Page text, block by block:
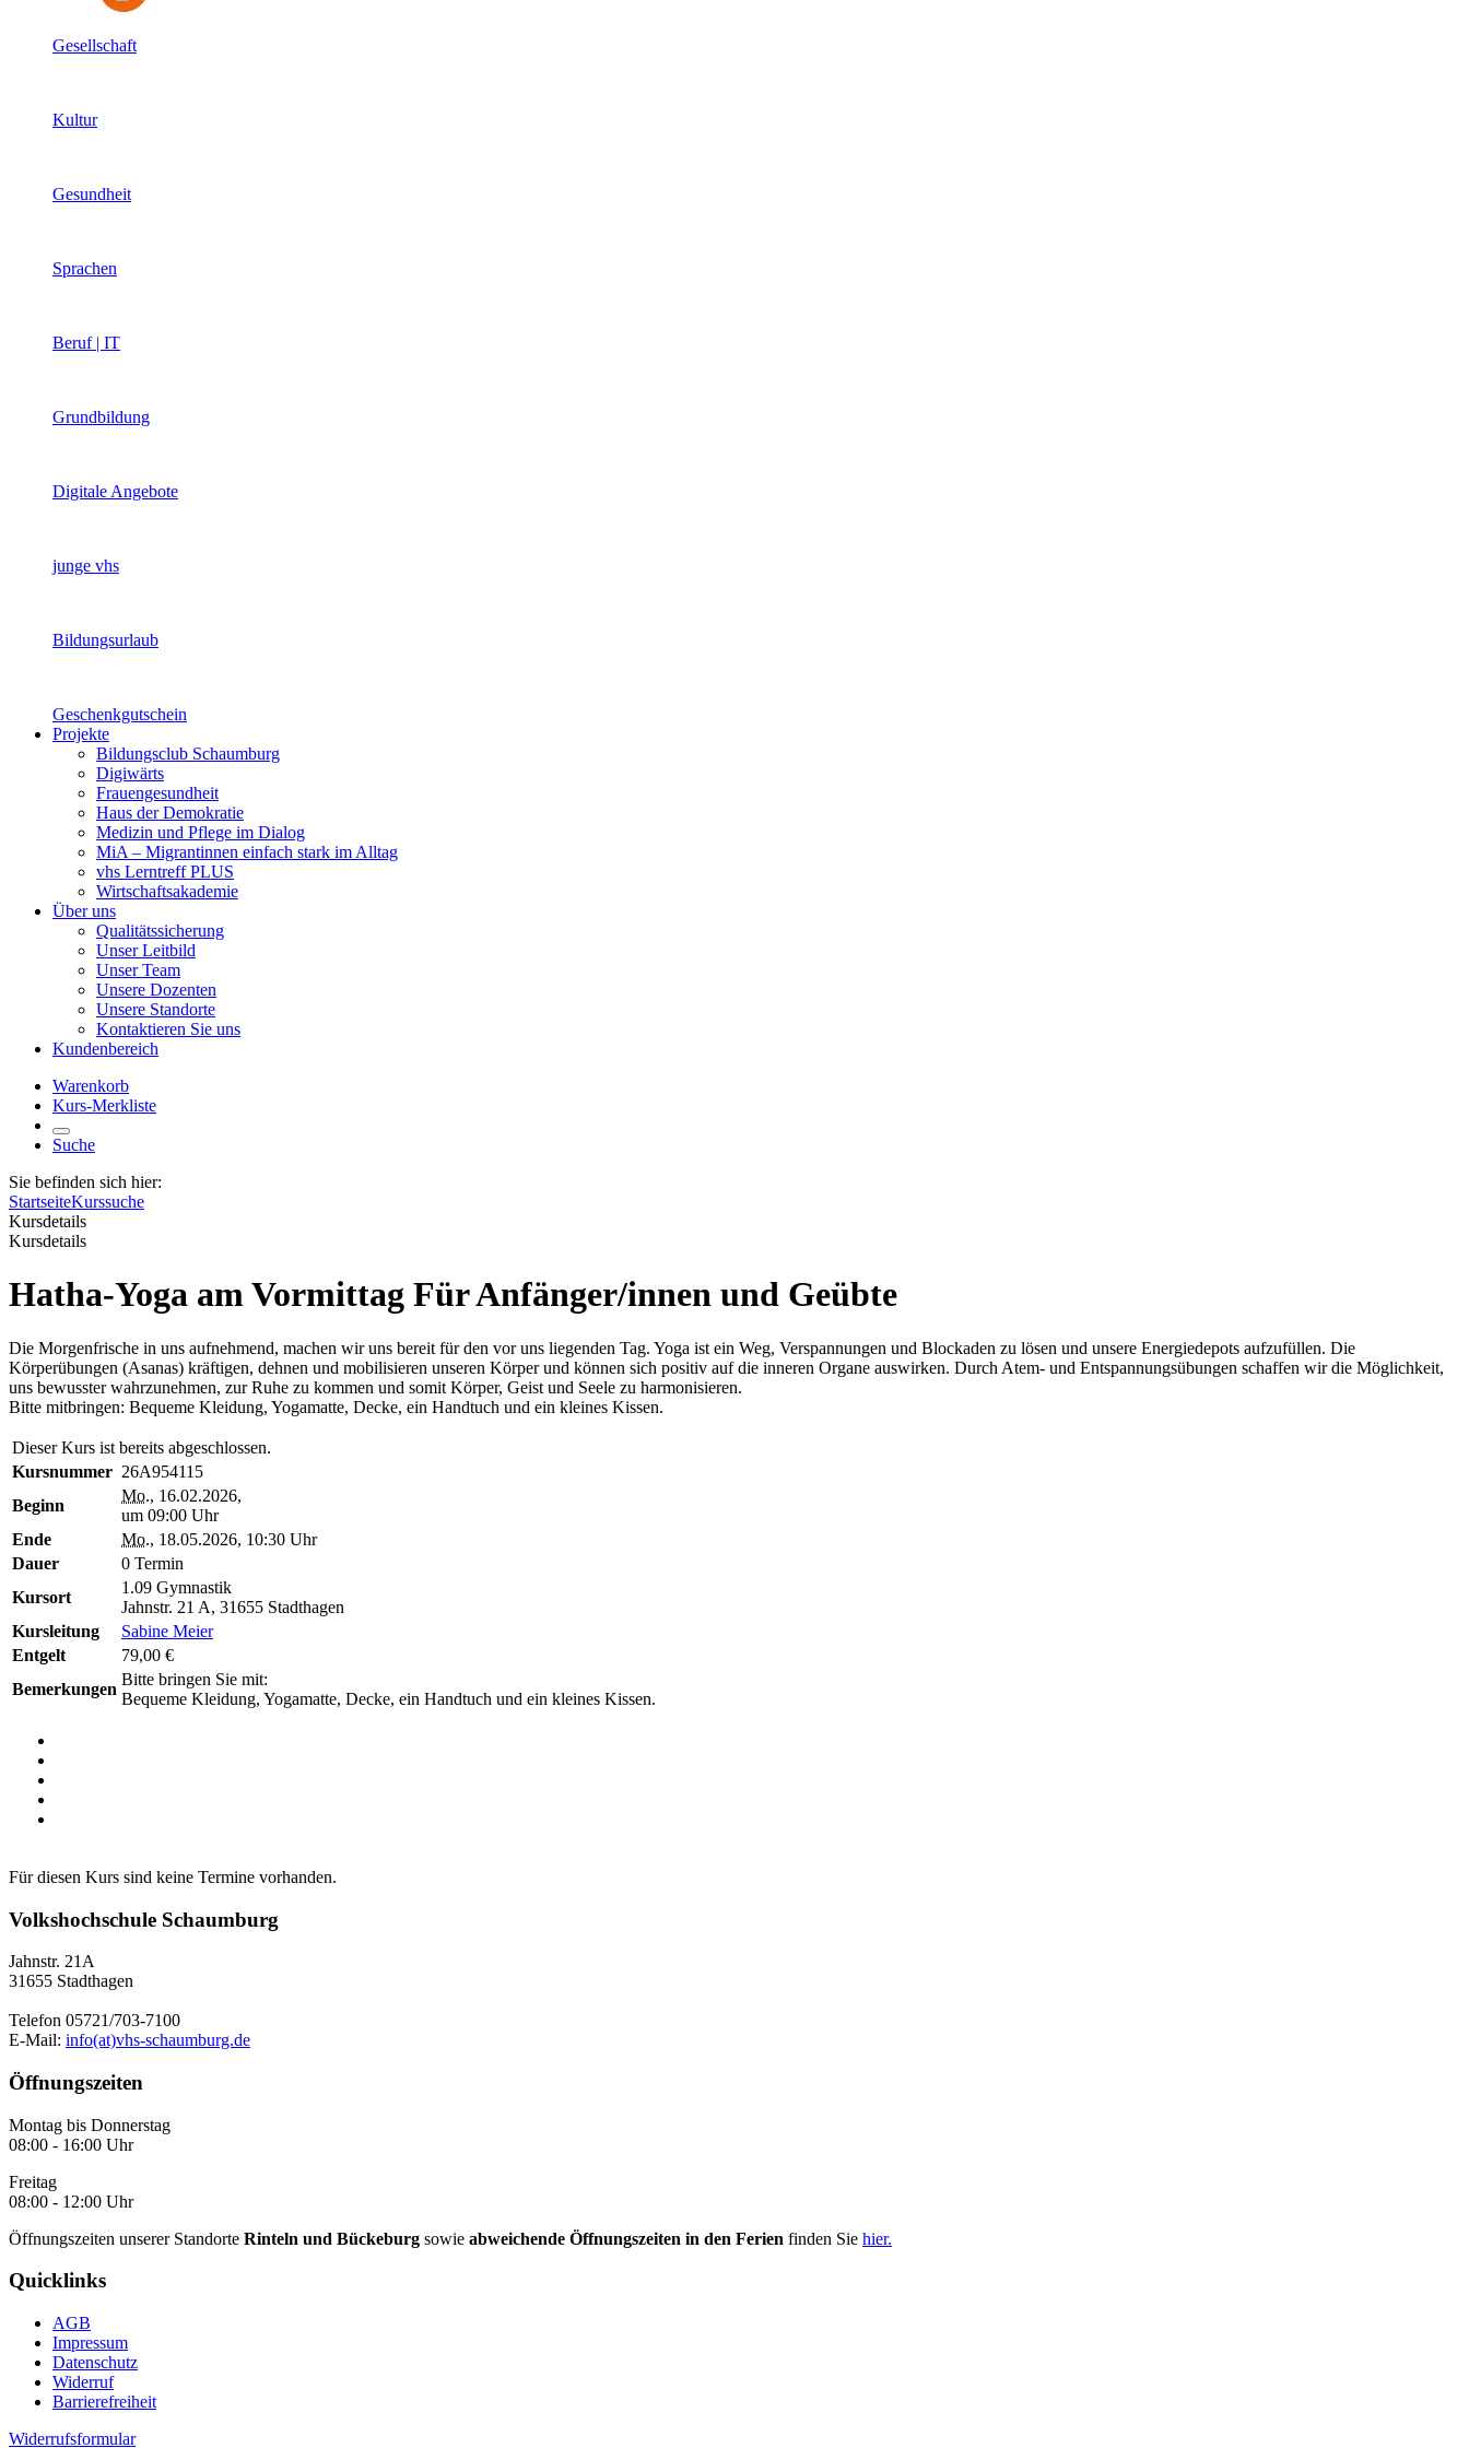
Gesellschaft
Kultur
Gesundheit
Sprachen
Beruf | IT
Grundbildung
Digitale Angebote
junge vhs
Bildungsurlaub
Geschenkgutschein
Projekte
Bildungsclub Schaumburg
Digiwärts
Frauengesundheit
Haus der Demokratie
Medizin und Pflege im Dialog
MiA – Migrantinnen einfach stark im Alltag
vhs Lerntreff PLUS
Wirtschaftsakademie
Über uns
Qualitätssicherung
Unser Leitbild
Unser Team
Unsere Dozenten
Unsere Standorte
Kontaktieren Sie uns
Kundenbereich
Warenkorb
Kurs-Merkliste
Suche
Sie befinden sich hier:
StartseiteKurssuche
Kursdetails
Kursdetails
Hatha-Yoga am Vormittag Für Anfänger/innen und Geübte
Die Morgenfrische in uns aufnehmend, machen wir uns bereit für den vor uns liegenden Tag. Yoga ist ein Weg, Verspannungen und Blockaden zu lösen und unsere Energiedepots aufzufüllen. Die
Körperübungen (Asanas) kräftigen, dehnen und mobilisieren unseren Körper und können sich positiv auf die inneren Organe auswirken. Durch Atem- und Entspannungsübungen schaffen wir die Möglichkeit,
uns bewusster wahrzunehmen, zur Ruhe zu kommen und somit Körper, Geist und Seele zu harmonisieren.
Bitte mitbringen: Bequeme Kleidung, Yogamatte, Decke, ein Handtuch und ein kleines Kissen.
Dieser Kurs ist bereits abgeschlossen.
Kursnummer 26A954115
Beginn
Mo., 16.02.2026,
um 09:00 Uhr
Ende
Mo., 18.05.2026, 10:30 Uhr
Dauer
0 Termin
Kursort
1.09 Gymnastik
Jahnstr. 21 A, 31655 Stadthagen
Kursleitung
Sabine Meier
Entgelt
79,00 €
Bemerkungen
Bitte bringen Sie mit:
Bequeme Kleidung, Yogamatte, Decke, ein Handtuch und ein kleines Kissen.
Für diesen Kurs sind keine Termine vorhanden.
Volkshochschule Schaumburg
Jahnstr. 21A
31655 Stadthagen
Telefon 05721/703-7100
E-Mail: info(at)vhs-schaumburg.de
Öffnungszeiten
Montag bis Donnerstag
08:00 - 16:00 Uhr
Freitag
08:00 - 12:00 Uhr
Öffnungszeiten unserer Standorte Rinteln und Bückeburg sowie abweichende Öffnungszeiten in den Ferien finden Sie hier.
Quicklinks
AGB
Impressum
Datenschutz
Widerruf
Barrierefreiheit
Widerrufsformular